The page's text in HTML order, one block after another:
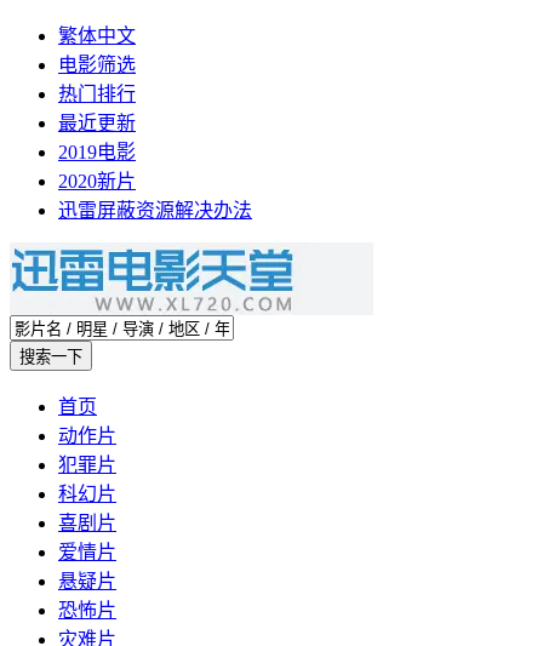
繁体中文
电影筛选
热门排行
最近更新
2019电影
2020新片
迅雷屏蔽资源解决办法
首页
动作片
犯罪片
科幻片
喜剧片
爱情片
悬疑片
恐怖片
灾难片